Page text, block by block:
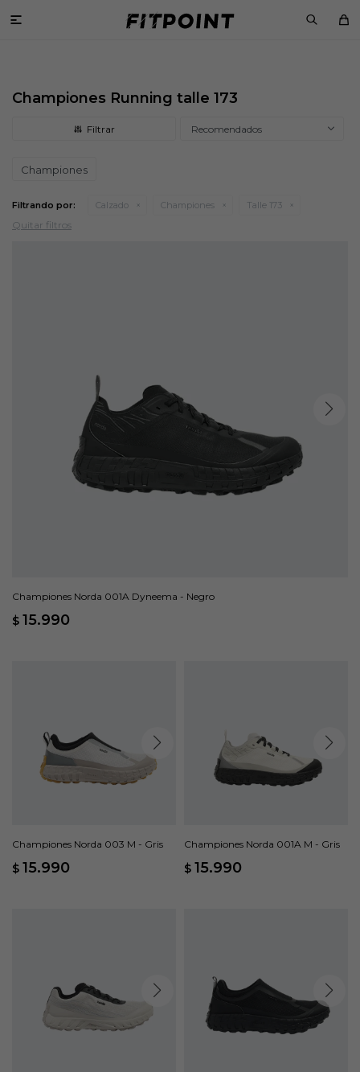

Championes Running talle 173
Recomendados
Championes
Filtrando por: Calzado Championes Talle 173
Quitar filtros
Championes Norda 001A Dyneema - Negro
$ 15.990
Championes Norda 003 M - Gris
$ 15.990
Championes Norda 001A M - Gris
$ 15.990